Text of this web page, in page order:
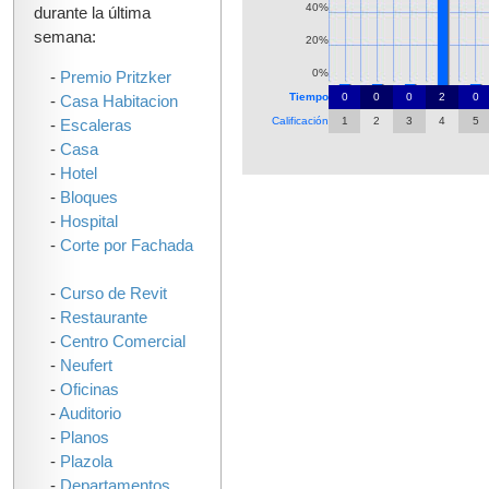
40%
20%
0%
Tiempo
0 0 0 2
0
Calificación
1 2 3 4 5
durante la última
semana:
- Premio Pritzker
- Casa Habitacion
- Escaleras
- Casa
- Hotel
- Bloques
- Hospital
- Corte por Fachada
- Curso de Revit
- Restaurante
- Centro Comercial
- Neufert
- Oficinas
-Auditorio
- Planos
- Plazola
- Departamentos